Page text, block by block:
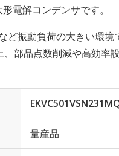
電解コンデンサです。
ど振動負荷の大きい環
部品点数削減や高効
量産品